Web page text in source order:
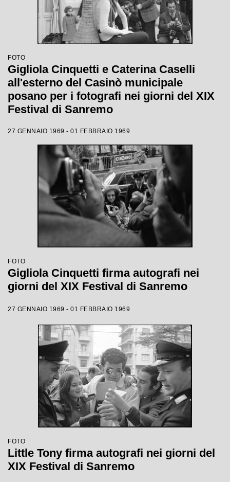
FOTO
Gigliola Cinquetti e Caterina Caselli
all'esterno del Casinò municipale
posano per i fotografi nei giorni del XIX
Festival di Sanremo
27 GENNAIO 1969 - 01 FEBBRAIO 1969
FOTO
Gigliola Cinquetti firma autografi nei
giorni del XIX Festival di Sanremo
27 GENNAIO 1969 - 01 FEBBRAIO 1969
FOTO
Little Tony firma autografi nei giorni del
XIX Festival di Sanremo